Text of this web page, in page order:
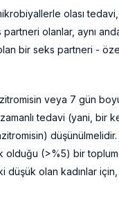
olası
partneri olanlar, aynı
bir seks partneri -
veya 7 gün
tedavi (yani, bir
düşünülmelidir.
olduğu (>%5) bir
düşük olan kadınlar